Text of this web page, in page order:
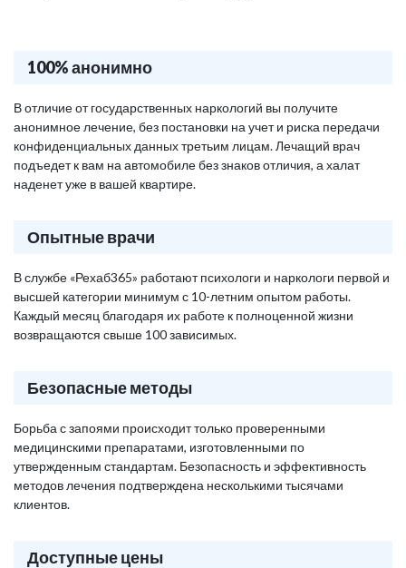
100% анонимно
В отличие от государственных наркологий вы получите
анонимное лечение, без постановки на учет и риска передачи
конфиденциальных данных третьим лицам. Лечащий врач
подъедет к вам на автомобиле без знаков отличия, а халат
наденет уже в вашей квартире.
Опытные врачи
В службе «Рехаб365» работают психологи и наркологи первой и
высшей категории минимум с 10-летним опытом работы.
Каждый месяц благодаря их работе к полноценной жизни
возвращаются свыше 100 зависимых.
Безопасные методы
Борьба с запоями происходит только проверенными
медицинскими препаратами, изготовленными по
утвержденным стандартам. Безопасность и эффективность
методов лечения подтверждена несколькими тысячами
клиентов.
Доступные цены